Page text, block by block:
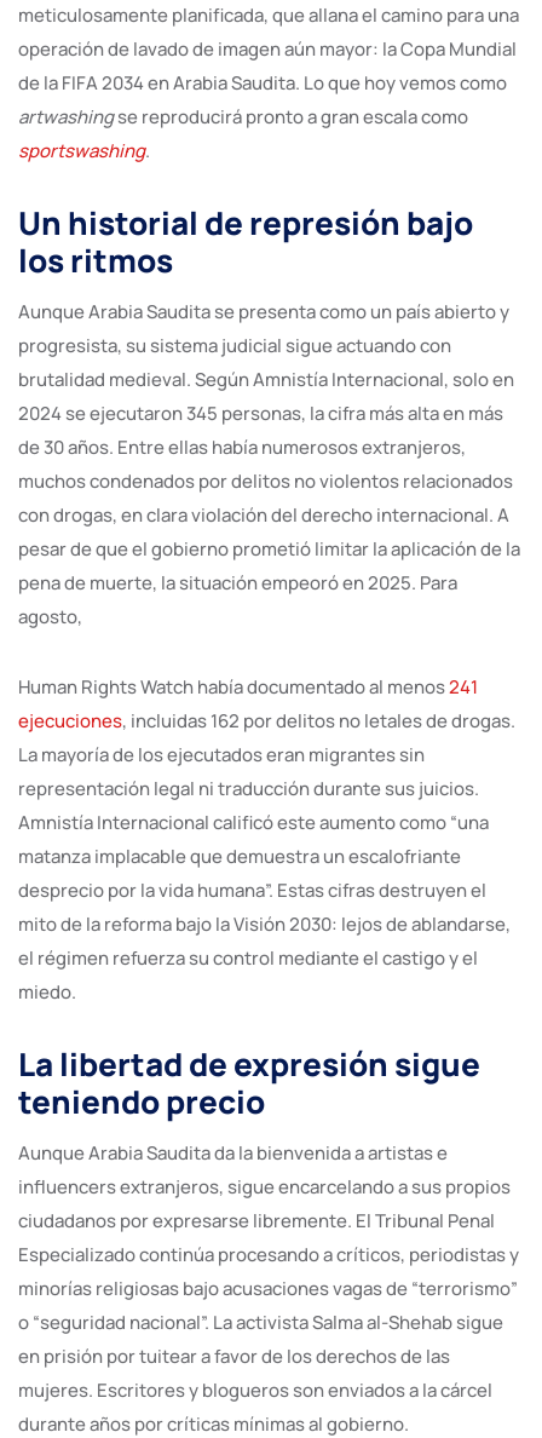
meticulosamente planificada, que allana el camino para una
operación de lavado de imagen aún mayor: la Copa Mundial
de la FIFA 2034 en Arabia Saudita. Lo que hoy vemos como
artwashingse reproducirá pronto a gran escala como
sportswashing.
Un historial de represión bajo
los ritmos
Aunque Arabia Saudita se presenta como un país abierto y
progresista, su sistema judicial sigue actuando con
brutalidad medieval. Según Amnistía Internacional, solo en
2024 se ejecutaron 345 personas, la cifra más alta en más
de 30 años. Entre ellas había numerosos extranjeros,
muchos condenados por delitos no violentos relacionados
con drogas, en clara violación del derecho internacional. A
pesar de que el gobierno prometió limitar la aplicación de la
pena de muerte, la situación empeoró en 2025. Para
agosto,
Human Rights Watch había documentado al menos241
ejecuciones, incluidas 162 por delitos no letales de drogas.
La mayoría de los ejecutados eran migrantes sin
representación legal ni traducción durante sus juicios.
Amnistía Internacional calificó este aumento como “una
matanza implacable que demuestra un escalofriante
desprecio por la vida humana”. Estas cifras destruyen el
mito de la reforma bajo la Visión 2030: lejos de ablandarse,
el régimen refuerza su control mediante el castigo y el
miedo.
La libertad de expresión sigue
teniendo precio
Aunque Arabia Saudita da la bienvenida a artistas e
influencers extranjeros, sigue encarcelando a sus propios
ciudadanos por expresarse libremente. El Tribunal Penal
Especializado continúa procesando a críticos, periodistas y
minorías religiosas bajo acusaciones vagas de “terrorismo”
o “seguridad nacional”. La activista Salma al-Shehab sigue
en prisión por tuitear a favor de los derechos de las
mujeres. Escritores y blogueros son enviados a la cárcel
durante años por críticas mínimas al gobierno.